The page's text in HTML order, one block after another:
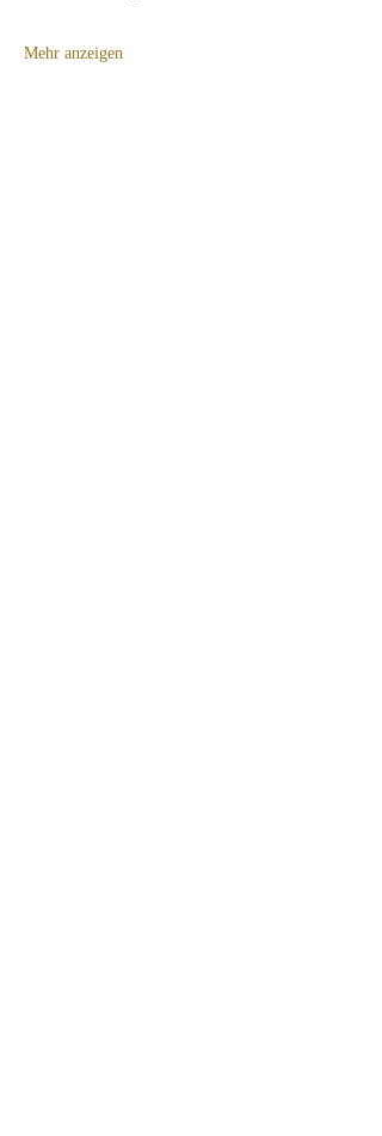
Mehr anzeigen